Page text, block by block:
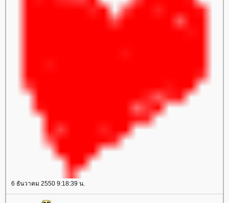
6 ธันวาคม 2550 9:18:39 น.